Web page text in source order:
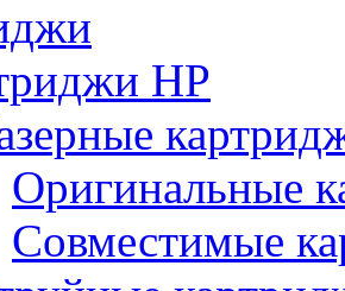
HP
Оригинальные
Совместимые